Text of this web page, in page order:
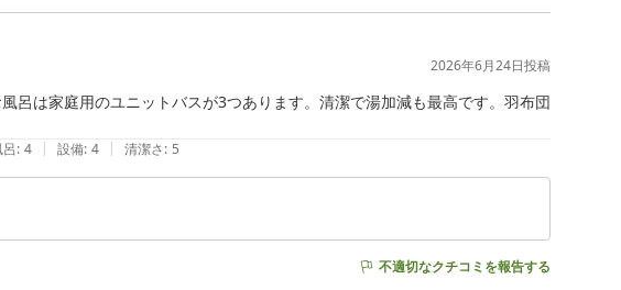
2026年6月24日投稿
呂は家庭用のユニットバスが3つあります。清潔で湯加減も最高です。羽布団
: 4 | 設備: 4 | 清潔さ: 5
不適切なクチコミを報告する